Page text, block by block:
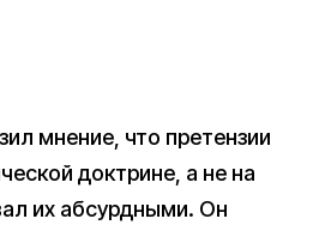
мнение, что претензии
доктрине, а не на
их абсурдными. Он